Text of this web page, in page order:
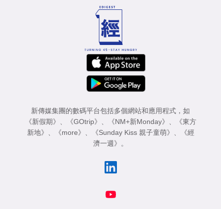
新傳媒集團的數碼平台包括多個網站和應用程式，如
《新假期》
《GOtrip》 《NM+新Monday》
《東方
新地》
《more》 《Sunday Kiss 親子童萌》
《經
濟一週》
。